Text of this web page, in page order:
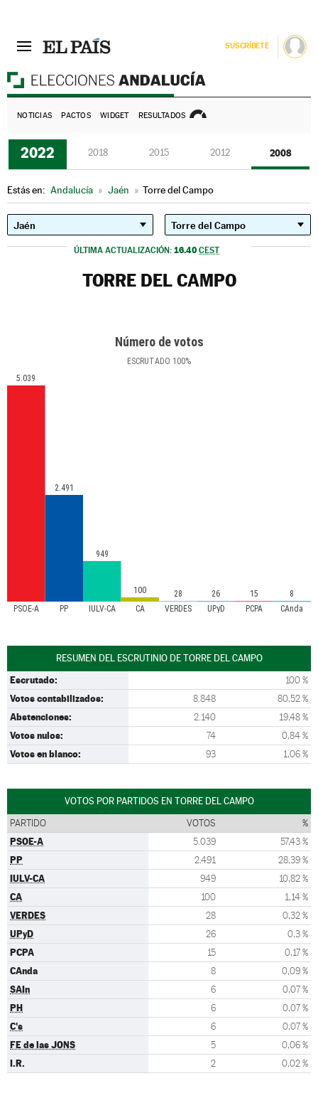
SUSCRÍBETE
NOTICIAS PACTOS WIDGET RESULTADOS
2022 2018 2015 2012 2008
Estás en: Andalucía » Jaén » Torre del Campo
ÚLTIMA ACTUALIZACIÓN: 16.40 CEST
TORRE DEL CAMPO
Número de votos
ESCRUTADO 100%
PSOE-A PP IULV-CA CA VERDES UPyD PCPA CAnda
5.039
2.491
949
100 28 26 15 8
RESUMEN DEL ESCRUTINIO DE TORRE DEL CAMPO
Escrutado: 100 %
Votos contabilizados: 8.848 80,52 %
Abstenciones: 2.140 19,48 %
Votos nulos: 74 0,84 %
Votos en blanco: 93 1,06 %
VOTOS POR PARTIDOS EN TORRE DEL CAMPO
PARTIDO VOTOS %
PSOE-A 5.039 57,43 %
PP 2.491 28,39 %
IULV-CA 949 10,82 %
CA 100 1,14 %
VERDES 28 0,32 %
UPyD 26 0,3 %
PCPA 15 0,17 %
CAnda 8 0,09 %
SAIn 6 0,07 %
PH 6 0,07 %
C's 6 0,07 %
FE de las JONS 5 0,06 %
I.R. 2 0,02 %